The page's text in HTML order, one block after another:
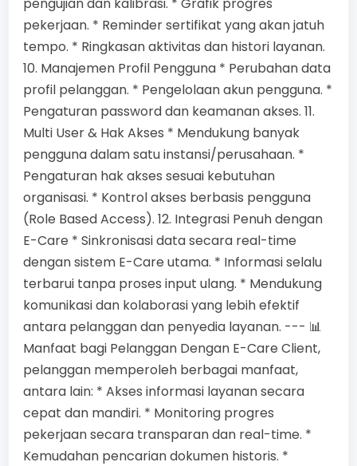
pekerjaan. * Reminder sertifikat yang akan jatuh
tempo. * Ringkasan aktivitas dan histori layanan.
10. Manajemen Profil Pengguna * Perubahan data
profil pelanggan. * Pengelolaan akun pengguna. *
Pengaturan password dan keamanan akses. 11.
Multi User & Hak Akses * Mendukung banyak
pengguna dalam satu instansi/perusahaan. *
Pengaturan hak akses sesuai kebutuhan
organisasi. * Kontrol akses berbasis pengguna
(Role Based Access). 12. Integrasi Penuh dengan
E-Care * Sinkronisasi data secara real-time
dengan sistem E-Care utama. * Informasi selalu
terbarui tanpa proses input ulang. * Mendukung
komunikasi dan kolaborasi yang lebih efektif
antara pelanggan dan penyedia layanan. --- 📊
Manfaat bagi Pelanggan Dengan E-Care Client,
pelanggan memperoleh berbagai manfaat,
antara lain: * Akses informasi layanan secara
cepat dan mandiri. * Monitoring progres
pekerjaan secara transparan dan real-time. *
Kemudahan pencarian dokumen historis. *